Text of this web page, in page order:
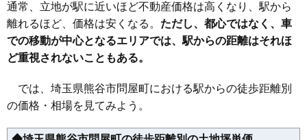
35 高柳 20万円 1,079万円 8.0%
36 新堀 1,300万円
37 瀬南
39 妻沼東 13万円 1,001万円 3.4%
40 上之 13万円
41 広瀬 11万円 1,280万円
通常、立地が駅に近いほど不動産価格は高くなり、駅から
離れるほど、価格は安くなる。 ただし、都心ではなく、車
での移動が中心となるエリアでは、駅からの距離はそれほ
ど重視されないこともある。
では、埼玉県熊谷市問屋町における駅からの徒歩距離別
の価格・相場を見てみよう。